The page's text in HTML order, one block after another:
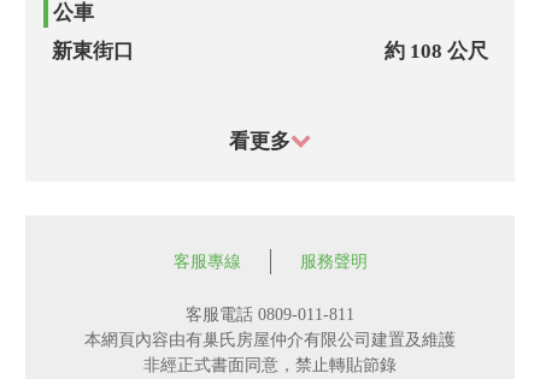
公車
新東街口
約 108 公尺
廣合新村 約 385 公尺
看更多
客服專線 服務聲明
客服電話 0809-011-811
本網頁內容由有巢氏房屋仲介有限公司建置及維護
非經正式書面同意，禁止轉貼節錄